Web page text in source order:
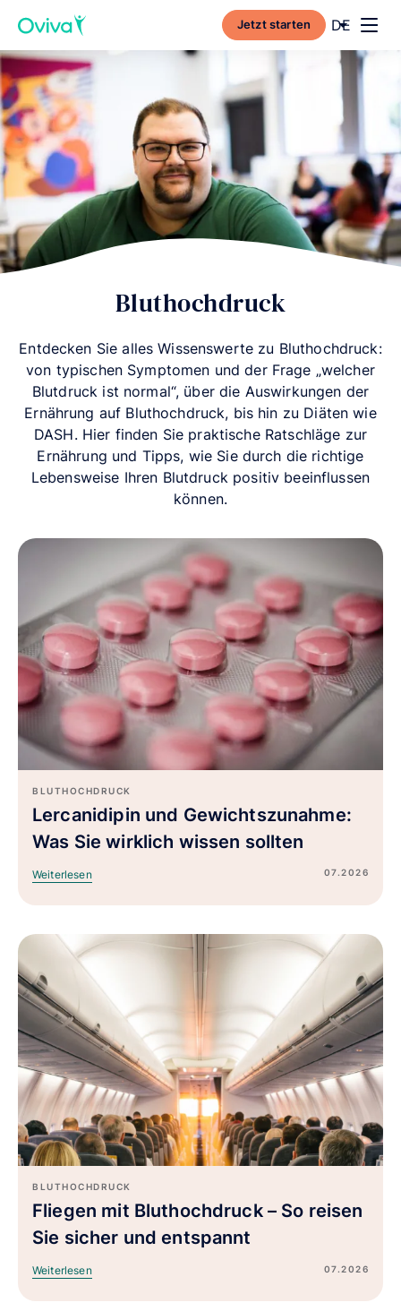
Jetzt starten Current
DE
Bluthochdruck
Entdecken Sie alles Wissenswerte zu Bluthochdruck:
von typischen Symptomen und der Frage „welcher
Blutdruck ist normal“, über die Auswirkungen der
Ernährung auf Bluthochdruck, bis hin zu Diäten wie
DASH. Hier finden Sie praktische Ratschläge zur
Ernährung und Tipps, wie Sie durch die richtige
Lebensweise Ihren Blutdruck positiv beeinflussen
können.
BLUTHOCHDRUCK
Lercanidipin und Gewichtszunahme:
Was Sie wirklich wissen sollten
Weiterlesen 07.2026
BLUTHOCHDRUCK
Fliegen mit Bluthochdruck – So reisen
Sie sicher und entspannt
Weiterlesen 07.2026